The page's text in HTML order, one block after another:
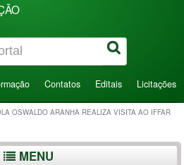
Contatos Editais Licitações
OSWALDO ARANHA REALIZA VISITA AO IFFAR
MENU